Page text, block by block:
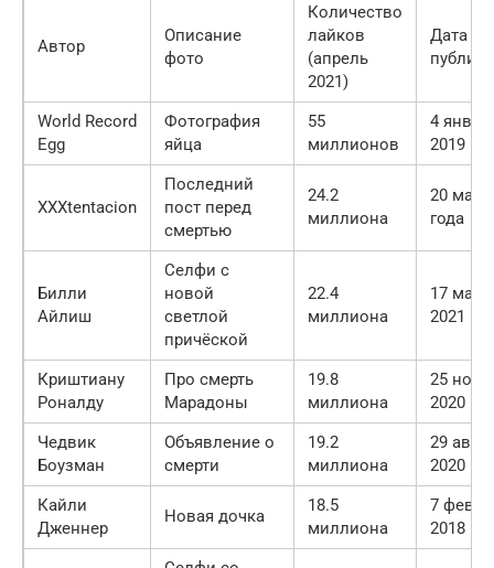
Автор
Описание
фото
Количество
лайков
(апрель
2021)
Дата
World Record
Egg
Фотография
яйца
55
миллионов
4
2019
XXXtentacion
Последний
пост перед
смертью
24.2
миллиона
20 мая
года
Билли
Айлиш
Селфи с
новой
светлой
причёской
22.4
миллиона
17
2021
Криштиану
Роналду
Про смерть
Марадоны
19.8
миллиона
25
2020
Чедвик
Боузман
Объявление о
смерти
19.2
миллиона
29
2020
Кайли
Дженнер
Новая дочка
18.5
миллиона
7
2018